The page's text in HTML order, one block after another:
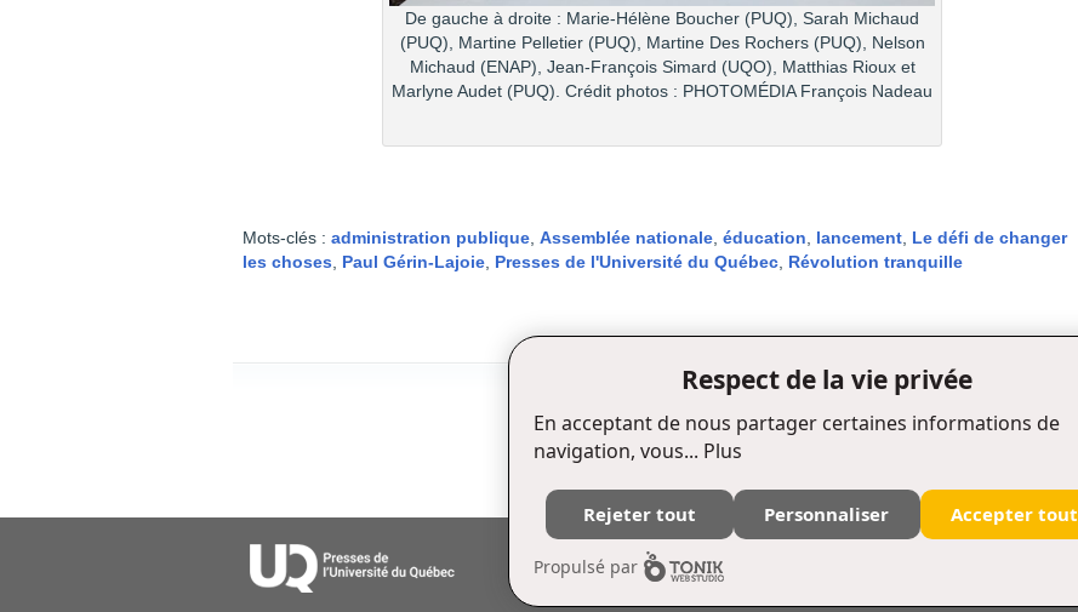
De gauche à droite : Marie-Hélène Boucher (PUQ), Sarah Michaud
(PUQ), Martine Pelletier (PUQ), Martine Des Rochers (PUQ), Nelson
Michaud (ENAP), Jean-François Simard (UQO), Matthias Rioux et
Marlyne Audet (PUQ). Crédit photos : PHOTOMÉDIA François Nadeau
Mots-clés : administration publique Assemblée nationale éducation lancement Le défi de changer
les choses
Paul Gérin-Lajoie Presses de l'Université du Québec Révolution tranquille
Édifice Fleurie, 480, de La Chapelle, bureau F015, Québec (Québec) Canada G1K 0B6
Tél. : (418) 657-4399 Téléc. : (418) 657-2096 puq@puq.ca
Respect de la vie privée
En acceptant de nous partager certaines informations de
navigation, vous... Plus
Rejeter tout Personnaliser Accepter tout
Propulsé par